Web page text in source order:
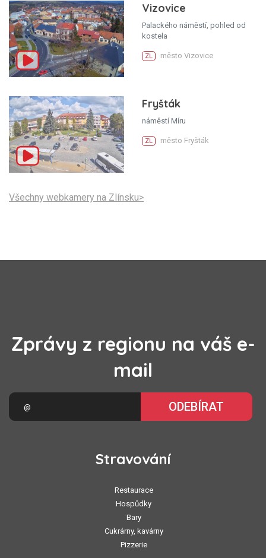
Vizovice
Palackého náměstí, pohled od
kostela
ZL město Vizovice
Fryšták
náměstí Míru
ZL město Fryšták
Všechny webkamery na Zlínsku>
Zprávy z regionu na váš e-
mail
ODEBÍRAT
Stravování
Restaurace
Hospůdky
Bary
Cukrárny, kavárny
Pizzerie